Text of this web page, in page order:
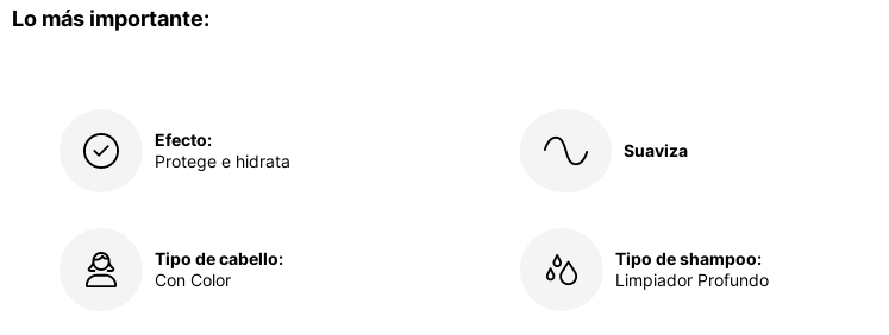
Lo más importante:
Efecto:
Protege e hidrata
Suaviza
Tipo de cabello:
Con Color
Tipo de shampoo:
Limpiador Profundo